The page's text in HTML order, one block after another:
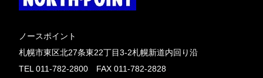
ノースポイント
札幌市東区北27条東22丁目3-2札幌新道内回り沿
TEL 011-782-2800 FAX 011-782-2828